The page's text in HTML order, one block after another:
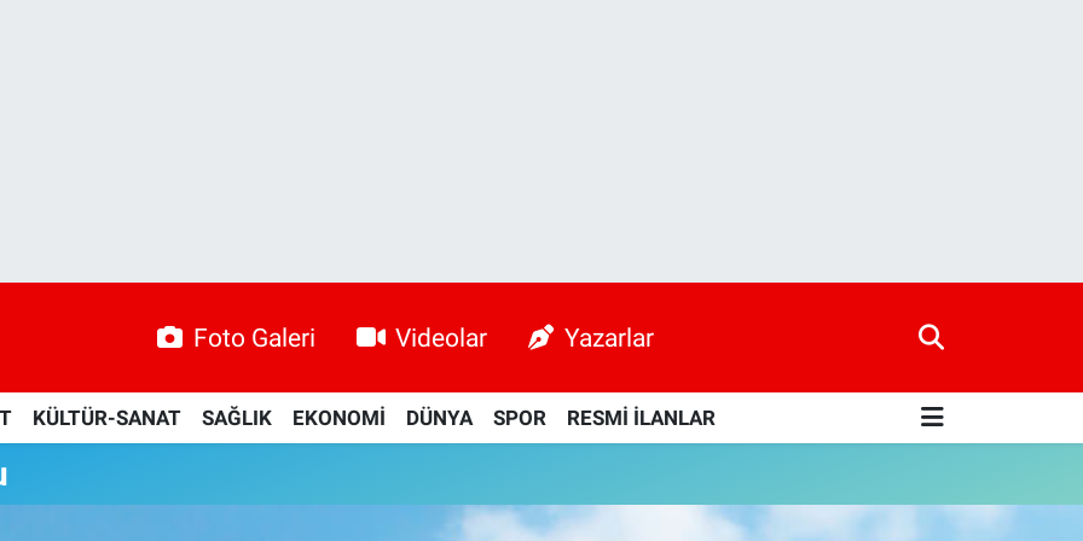
Foto Galeri Videolar Yazarlar
KÜLTÜR-SANAT SAĞLIK EKONOMİ DÜNYA SPOR RESMİ İLANLAR